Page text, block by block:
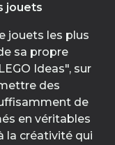
jouets
jouets les plus
sa propre
Ideas", sur
des
de
en véritables
la créativité qui